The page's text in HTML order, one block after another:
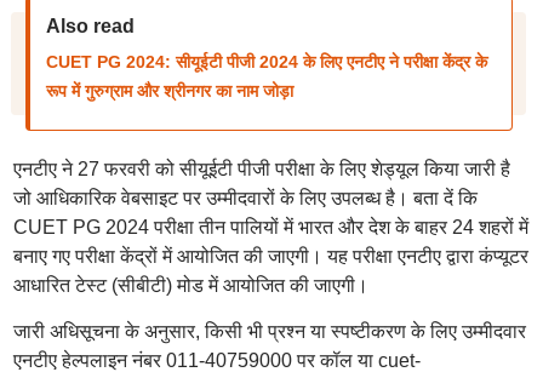
Also read
CUET PG 2024: सीयूईटी पीजी 2024 के लिए एनटीए ने परीक्षा केंद्र के
रूप में गुरुग्राम और श्रीनगर का नाम जोड़ा
एनटीए ने 27 फरवरी को सीयूईटी पीजी परीक्षा के लिए शेड्यूल किया जारी है
जो आधिकारिक वेबसाइट पर उम्मीदवारों के लिए उपलब्ध है। बता दें कि
CUET PG 2024 परीक्षा तीन पालियों में भारत और देश के बाहर 24 शहरों में
बनाए गए परीक्षा केंद्रों में आयोजित की जाएगी। यह परीक्षा एनटीए द्वारा कंप्यूटर
आधारित टेस्ट (सीबीटी) मोड में आयोजित की जाएगी।
जारी अधिसूचना के अनुसार, किसी भी प्रश्न या स्पष्टीकरण के लिए उम्मीदवार
एनटीए हेल्पलाइन नंबर 011-40759000 पर कॉल या cuet-